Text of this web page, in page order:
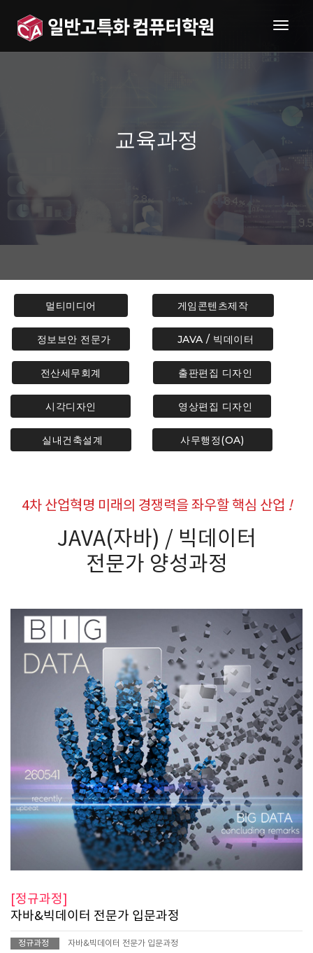
교육과정
멀티미디어 게임콘텐츠제작
정보보안 전문가 JAVA / 빅데이터
전산세무회계 출판편집 디자인
시각디자인 영상편집 디자인
실내건축설계 사무행정(OA)
4차 산업혁명 미래의 경쟁력을 좌우할 핵심 산업 !
JAVA(자바) / 빅데이터
전문가 양성과정
[정규과정]
자바&빅데이터 전문가 입문과정
정규과정 자바&빅데이터 전문가 입문과정